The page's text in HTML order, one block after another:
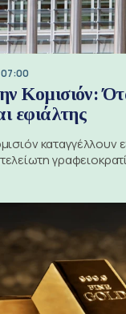
Κομισιόν:
εφιάλτης